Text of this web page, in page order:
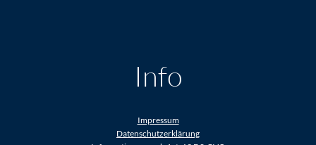
Info
Impressum
Datenschutzerklärung